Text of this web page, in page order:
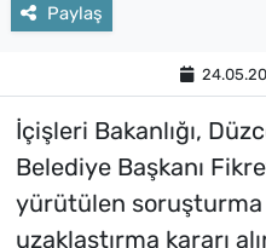
Paylaş
İçişleri Bakanlığı,
Belediye Başkanı
yürütülen soruşturma
uzaklaştırma kararı